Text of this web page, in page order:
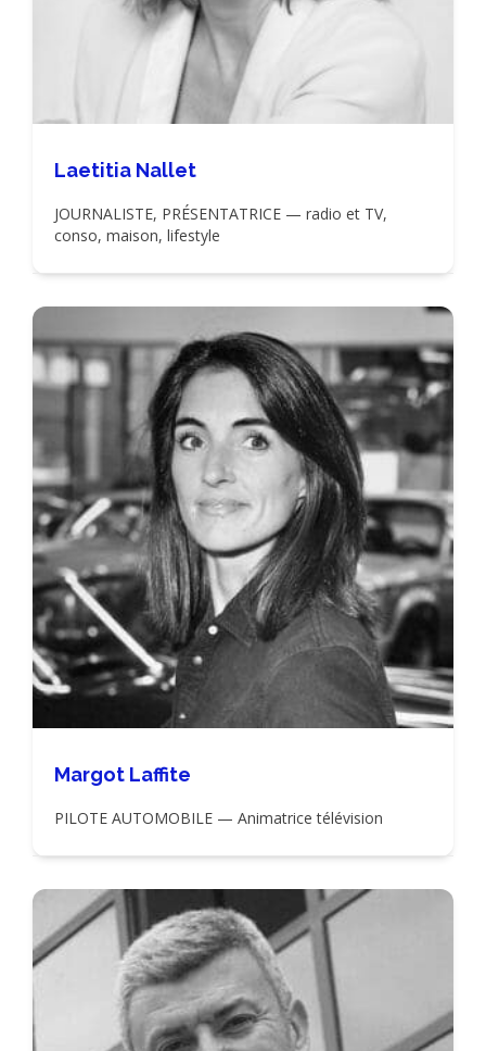
Laetitia Nallet
JOURNALISTE, PRÉSENTATRICE — radio et TV,
conso, maison, lifestyle
Margot Laffite
PILOTE AUTOMOBILE — Animatrice télévision